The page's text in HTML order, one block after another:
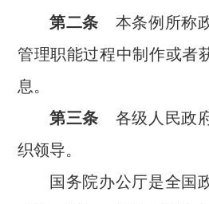
第二条 本条例所称
管理职能过程中制作或者
息。
第三条 各级人民政
织领导。
国务院办公厅是全国